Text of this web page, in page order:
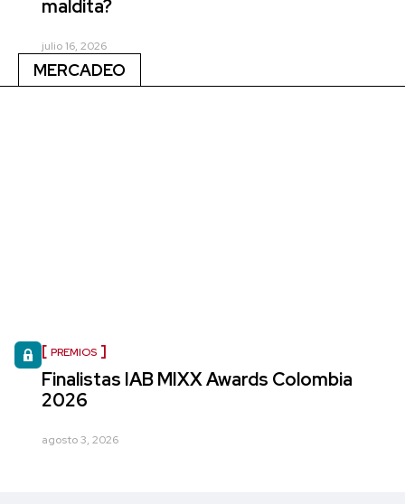
maldita?
julio 16, 2026
MERCADEO
PREMIOS
Finalistas IAB MIXX Awards Colombia
2026
agosto 3, 2026